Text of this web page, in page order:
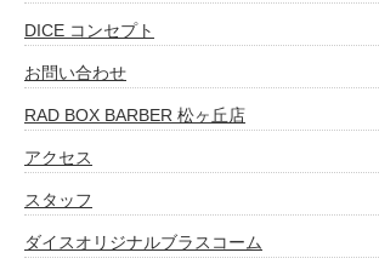
DICE コンセプト
お問い合わせ
RAD BOX BARBER 松ヶ丘店
アクセス
スタッフ
ダイスオリジナルブラスコーム